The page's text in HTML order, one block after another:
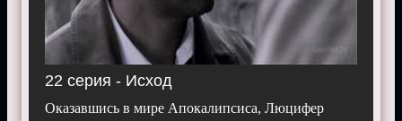
22 серия - Исход
Оказавшись в мире Апокалипсиса, Люцифер